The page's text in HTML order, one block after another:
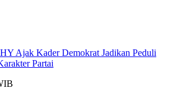
Ajak Kader Demokrat Jadikan Peduli
Partai